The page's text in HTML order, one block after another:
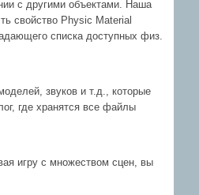
с другими объектами. Наша
свойство Physic Material
списка доступных физ.
звуков и т.д., которые
где хранятся все файлы
игру с множеством сцен, вы